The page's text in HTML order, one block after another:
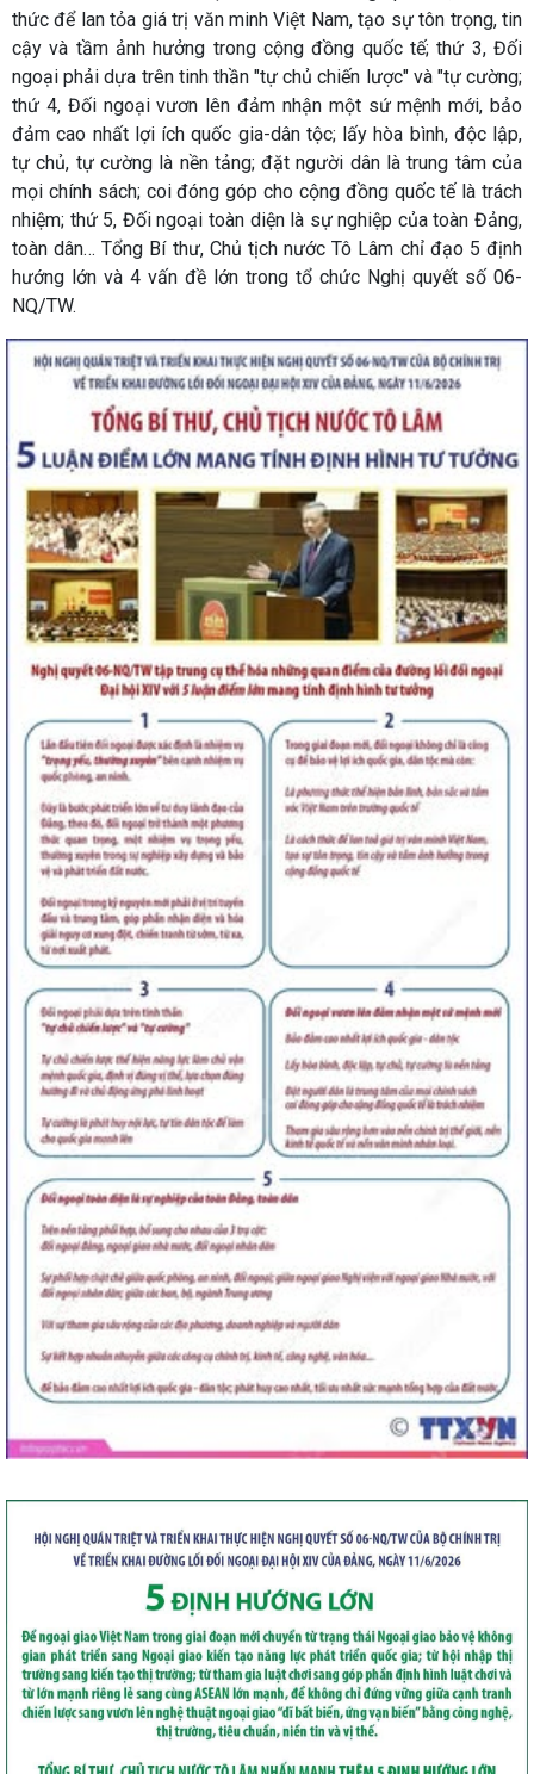
thức để lan tỏa giá trị văn minh Việt Nam, tạo sự tôn trọng, tin
cậy và tầm ảnh hưởng trong cộng đồng quốc tế; thứ 3, Đối
ngoại phải dựa trên tinh thần "tự chủ chiến lược" và "tự cường;
thứ 4, Đối ngoại vươn lên đảm nhận một sứ mệnh mới, bảo
đảm cao nhất lợi ích quốc gia-dân tộc; lấy hòa bình, độc lập,
tự chủ, tự cường là nền tảng; đặt người dân là trung tâm của
mọi chính sách; coi đóng góp cho cộng đồng quốc tế là trách
nhiệm; thứ 5, Đối ngoại toàn diện là sự nghiệp của toàn Đảng,
toàn dân… Tổng Bí thư, Chủ tịch nước Tô Lâm chỉ đạo 5 định
hướng lớn và 4 vấn đề lớn trong tổ chức Nghị quyết số 06-
NQ/TW.